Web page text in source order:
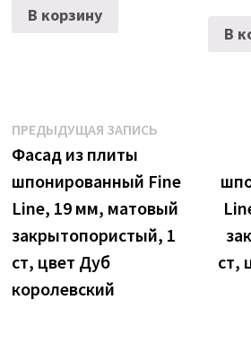
В корзину
В
Навигация
по
записям
ПРЕДЫДУЩАЯ ЗАПИСЬПредыдущая
Фасад из плиты
шпонированный Fine
Line, 19 мм, матовый
закрытопористый, 1
ст, цвет Дуб
королевский
ст,